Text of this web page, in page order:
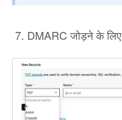
DMARC जोड़ने के लिए